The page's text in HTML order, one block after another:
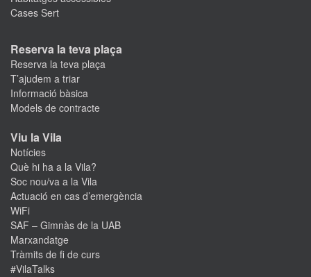
Cases Sert
Reserva la teva plaça
Reserva la teva plaça
T’ajudem a triar
Informació bàsica
Models de contracte
Viu la Vila
Notícies
Què hi ha a la Vila?
Soc nou/va a la Vila
Actuació en cas d’emergència
WiFi
SAF – Gimnàs de la UAB
Marxandatge
Tràmits de fi de curs
#VilaTalks